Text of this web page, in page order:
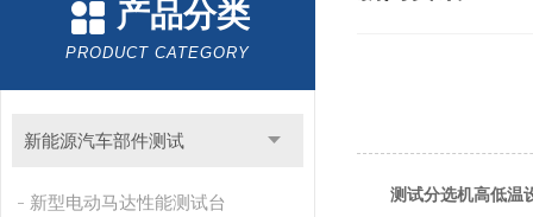
产品分类
PRODUCT CATEGORY
新能源汽车部件测试
新型电动马达性能测试台
测试分选机高低温